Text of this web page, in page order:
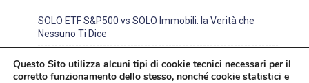
SOLO ETF S&P500 vs SOLO Immobili: la Verità che
Nessuno Ti Dice
BTP Italia Sì, Ecco i Tassi Ufficiali: Conviene Investire?
Questo Sito utilizza alcuni tipi di cookie tecnici necessari per il
corretto funzionamento dello stesso, nonché cookie statistici e